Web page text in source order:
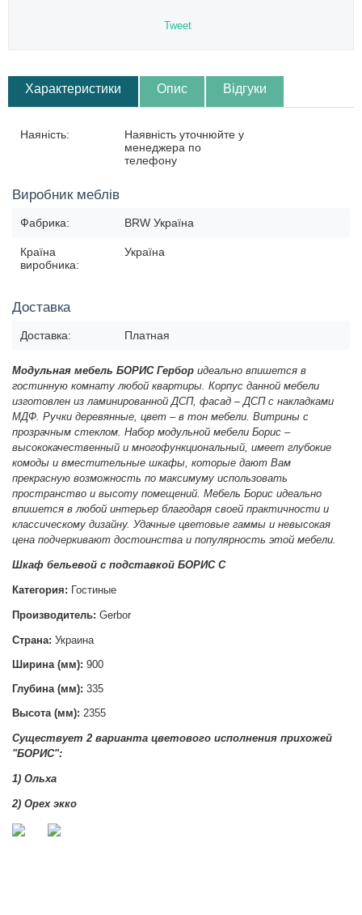
Tweet
Характеристики Опис Відгуки
Наяність:
Наявність уточнюйте у
менеджера по
телефону
Виробник меблів
Фабрика: BRW Україна
Країна
виробника:
Україна
Доставка
Доставка: Платная
Модульная мебель БОРИС Гербор идеально впишется в
гостинную комнату любой квартиры. Корпус данной мебели
изготовлен из ламинированной ДСП, фасад – ДСП с накладками
МДФ. Ручки деревянные, цвет – в тон мебели. Витрины с
прозрачным стеклом. Набор модульной мебели Борис –
высококачественный и многофункциональный, имеет глубокие
комоды и вместительные шкафы, которые дают Вам
прекрасную возможность по максимуму использовать
пространство и высоту помещений. Мебель Борис идеально
впишется в любой интерьер благодаря своей практичности и
классическому дизайну. Удачные цветовые гаммы и невысокая
цена подчеркивают достоинства и популярность этой мебели.
Шкаф бельевой с подставкой БОРИС С
Категория: Гостиные
Производитель: Gerbor
Страна: Украина
Ширина (мм): 900
Глубина (мм): 335
Высота (мм): 2355
Существует 2 варианта цветового исполнения прихожей
"БОРИС":
1) Ольха
2) Орех экко